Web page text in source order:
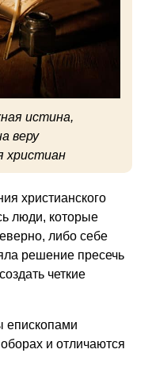
истина,
веру
христиан
христианского
люди, которые
либо себе
решение пресечь
четкие
епископами
и отличаются